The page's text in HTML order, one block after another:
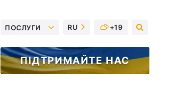
ПОСЛУГИ RU +19
ПІДТРИМАЙТЕ НАС